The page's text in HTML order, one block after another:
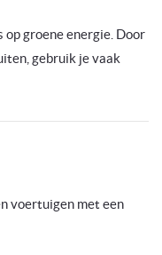
groene energie. Door
gebruik je vaak
voertuigen met een